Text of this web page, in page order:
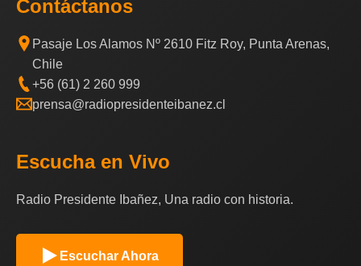
Contáctanos
Pasaje Los Alamos Nº 2610 Fitz Roy, Punta Arenas,
Chile
+56 (61) 2 260 999
prensa@radiopresidenteibanez.cl
Escucha en Vivo
Radio Presidente Ibañez, Una radio con historia.
Escuchar Ahora